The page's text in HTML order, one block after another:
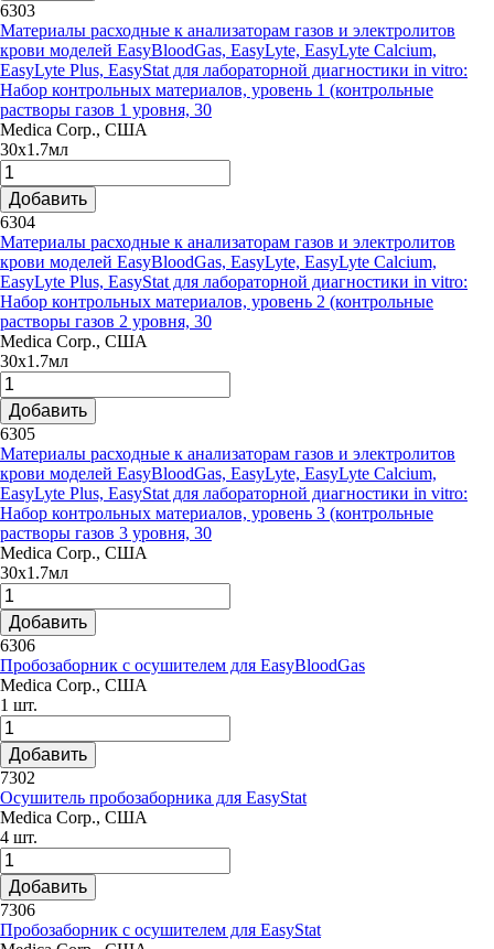
6303
Материалы расходные к анализаторам газов и электролитов
крови моделей EasyBloodGas, EasyLyte, EasyLyte Calcium,
EasyLyte Plus, EasyStat для лабораторной диагностики in vitro:
Набор контрольных материалов, уровень 1 (контрольные
растворы газов 1 уровня, 30
Medica Corp., США
30х1.7мл
Добавить
6304
Материалы расходные к анализаторам газов и электролитов
крови моделей EasyBloodGas, EasyLyte, EasyLyte Calcium,
EasyLyte Plus, EasyStat для лабораторной диагностики in vitro:
Набор контрольных материалов, уровень 2 (контрольные
растворы газов 2 уровня, 30
Medica Corp., США
30х1.7мл
Добавить
6305
Материалы расходные к анализаторам газов и электролитов
крови моделей EasyBloodGas, EasyLyte, EasyLyte Calcium,
EasyLyte Plus, EasyStat для лабораторной диагностики in vitro:
Набор контрольных материалов, уровень 3 (контрольные
растворы газов 3 уровня, 30
Medica Corp., США
30х1.7мл
Добавить
6306
Пробозаборник с осушителем для EasyBloodGas
Medica Corp., США
1 шт.
Добавить
7302
Осушитель пробозаборника для EasyStat
Medica Corp., США
4 шт.
Добавить
7306
Пробозаборник с осушителем для EasyStat